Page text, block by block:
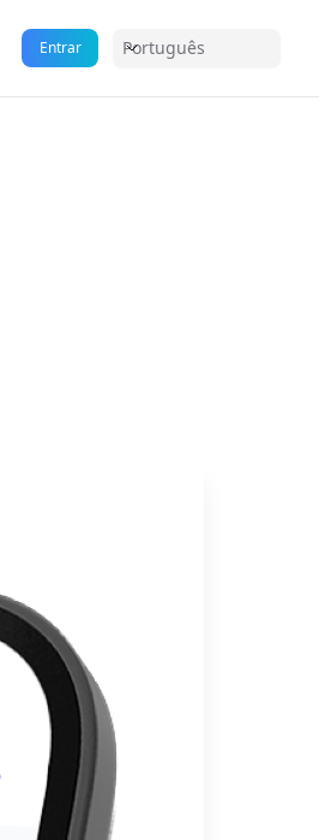
Entrar Português